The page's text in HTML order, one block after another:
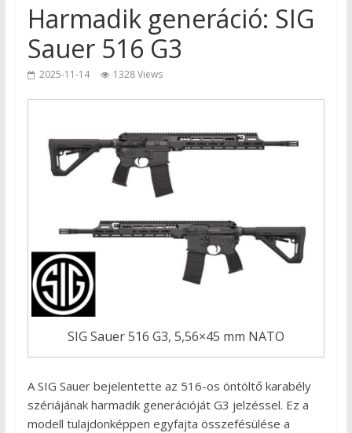
Harmadik generáció: SIG
Sauer 516 G3
2025-11-14 1328 Views
SIG Sauer 516 G3, 5,56×45 mm NATO
A SIG Sauer bejelentette az 516-os öntöltő karabély
szériájának harmadik generációját G3 jelzéssel. Ez a
modell tulajdonképpen egyfajta összefésülése a